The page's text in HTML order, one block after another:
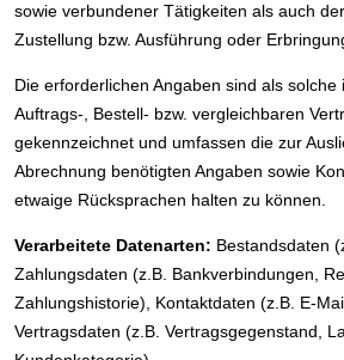
sowie verbundener Tätigkeiten als auch
Zustellung bzw. Ausführung oder
Die erforderlichen Angaben sind als solche
Auftrags-, Bestell- bzw. vergleichbaren
gekennzeichnet und umfassen die zur
Abrechnung benötigten Angaben sowie
etwaige Rücksprachen halten zu können.
Verarbeitete Datenarten: Bestandsdaten
Zahlungsdaten (z.B. Bankverbindungen,
Zahlungshistorie), Kontaktdaten (z.B. E-
Vertragsdaten (z.B. Vertragsgegenstand,